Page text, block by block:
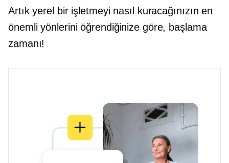
Artık yerel bir işletmeyi nasıl kuracağınızın en
önemli yönlerini öğrendiğinize göre, başlama
zamanı!